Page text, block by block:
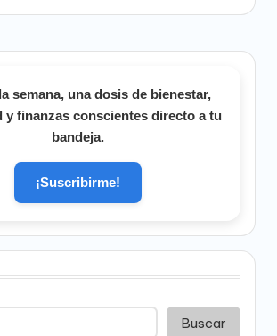
semana, una dosis de bienestar,
y finanzas conscientes directo a tu
bandeja.
¡Suscribirme!
Buscar